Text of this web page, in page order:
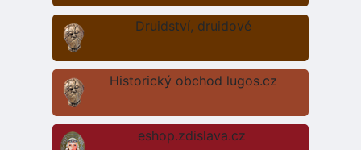
Druidství, druidové
Historický obchod lugos.cz
eshop.zdislava.cz